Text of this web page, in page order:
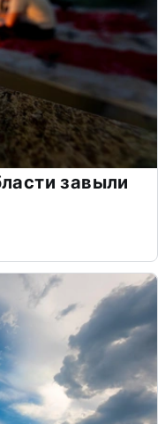
завыли